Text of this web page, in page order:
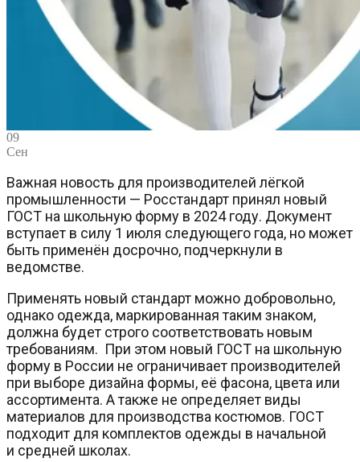
09
Сен
Важная новость для производителей лёгкой
промышленности — Росстандарт принял новый
ГОСТ на школьную форму в 2024 году. Документ
вступает в силу 1 июля следующего года, но может
быть применён досрочно, подчеркнули в
ведомстве.
Применять новый стандарт можно добровольно,
однако одежда, маркированная таким знаком,
должна будет строго соответствовать новым
требованиям. При этом новый ГОСТ на школьную
форму в России не ограничивает производителей
при выборе дизайна формы, её фасона, цвета или
ассортимента. А также не определяет виды
материалов для производства костюмов. ГОСТ
подходит для комплектов одежды в начальной
и средней школах.